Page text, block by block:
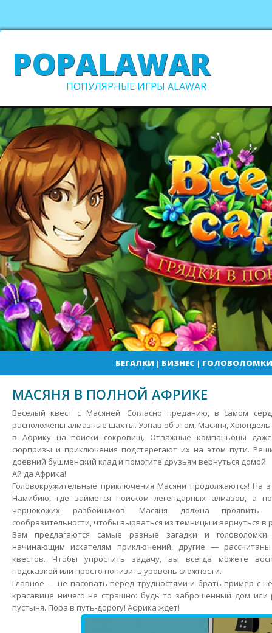
POPALAWAR
ПОПУЛЯРНЫЕ ИГРЫ ALAWAR
БЕГАЛКИ | БИЗНЕС| ГОЛОВОЛОМКИ
МАСЯНЯ В ПОЛНОЙ АФРИКЕ
Веселый квест с Масяней. Согласно преданию, в самом
расположены алмазные шахты. Узнав об этом, Масяня,
в Африку на поиски сокровищ. Отважные компаньоны
сюрпризы и приключения подстерегают их на этом пути.
древний бушменский клад и помогите друзьям вернуться домой.
Ай да Африка!
Головокружительные приключения Масяни продолжаются! На
Намибию, где займется поиском легендарных алмазов, а
чернокожих разбойников. Масяня должна
сообразительности, чтобы вырваться из темницы и вернуться в
Вам предлагаются самые разные загадки и
начинающим искателям приключений, другие —
квестов. Чтобы упростить задачу, вы всегда можете
подсказкой или просто понизить уровень сложности.
Главное — не пасовать перед трудностями и брать пример с
красавице ничего не страшно: будь то заброшенный дом или
пустыня. Пора в путь-дорогу! Африка ждет!